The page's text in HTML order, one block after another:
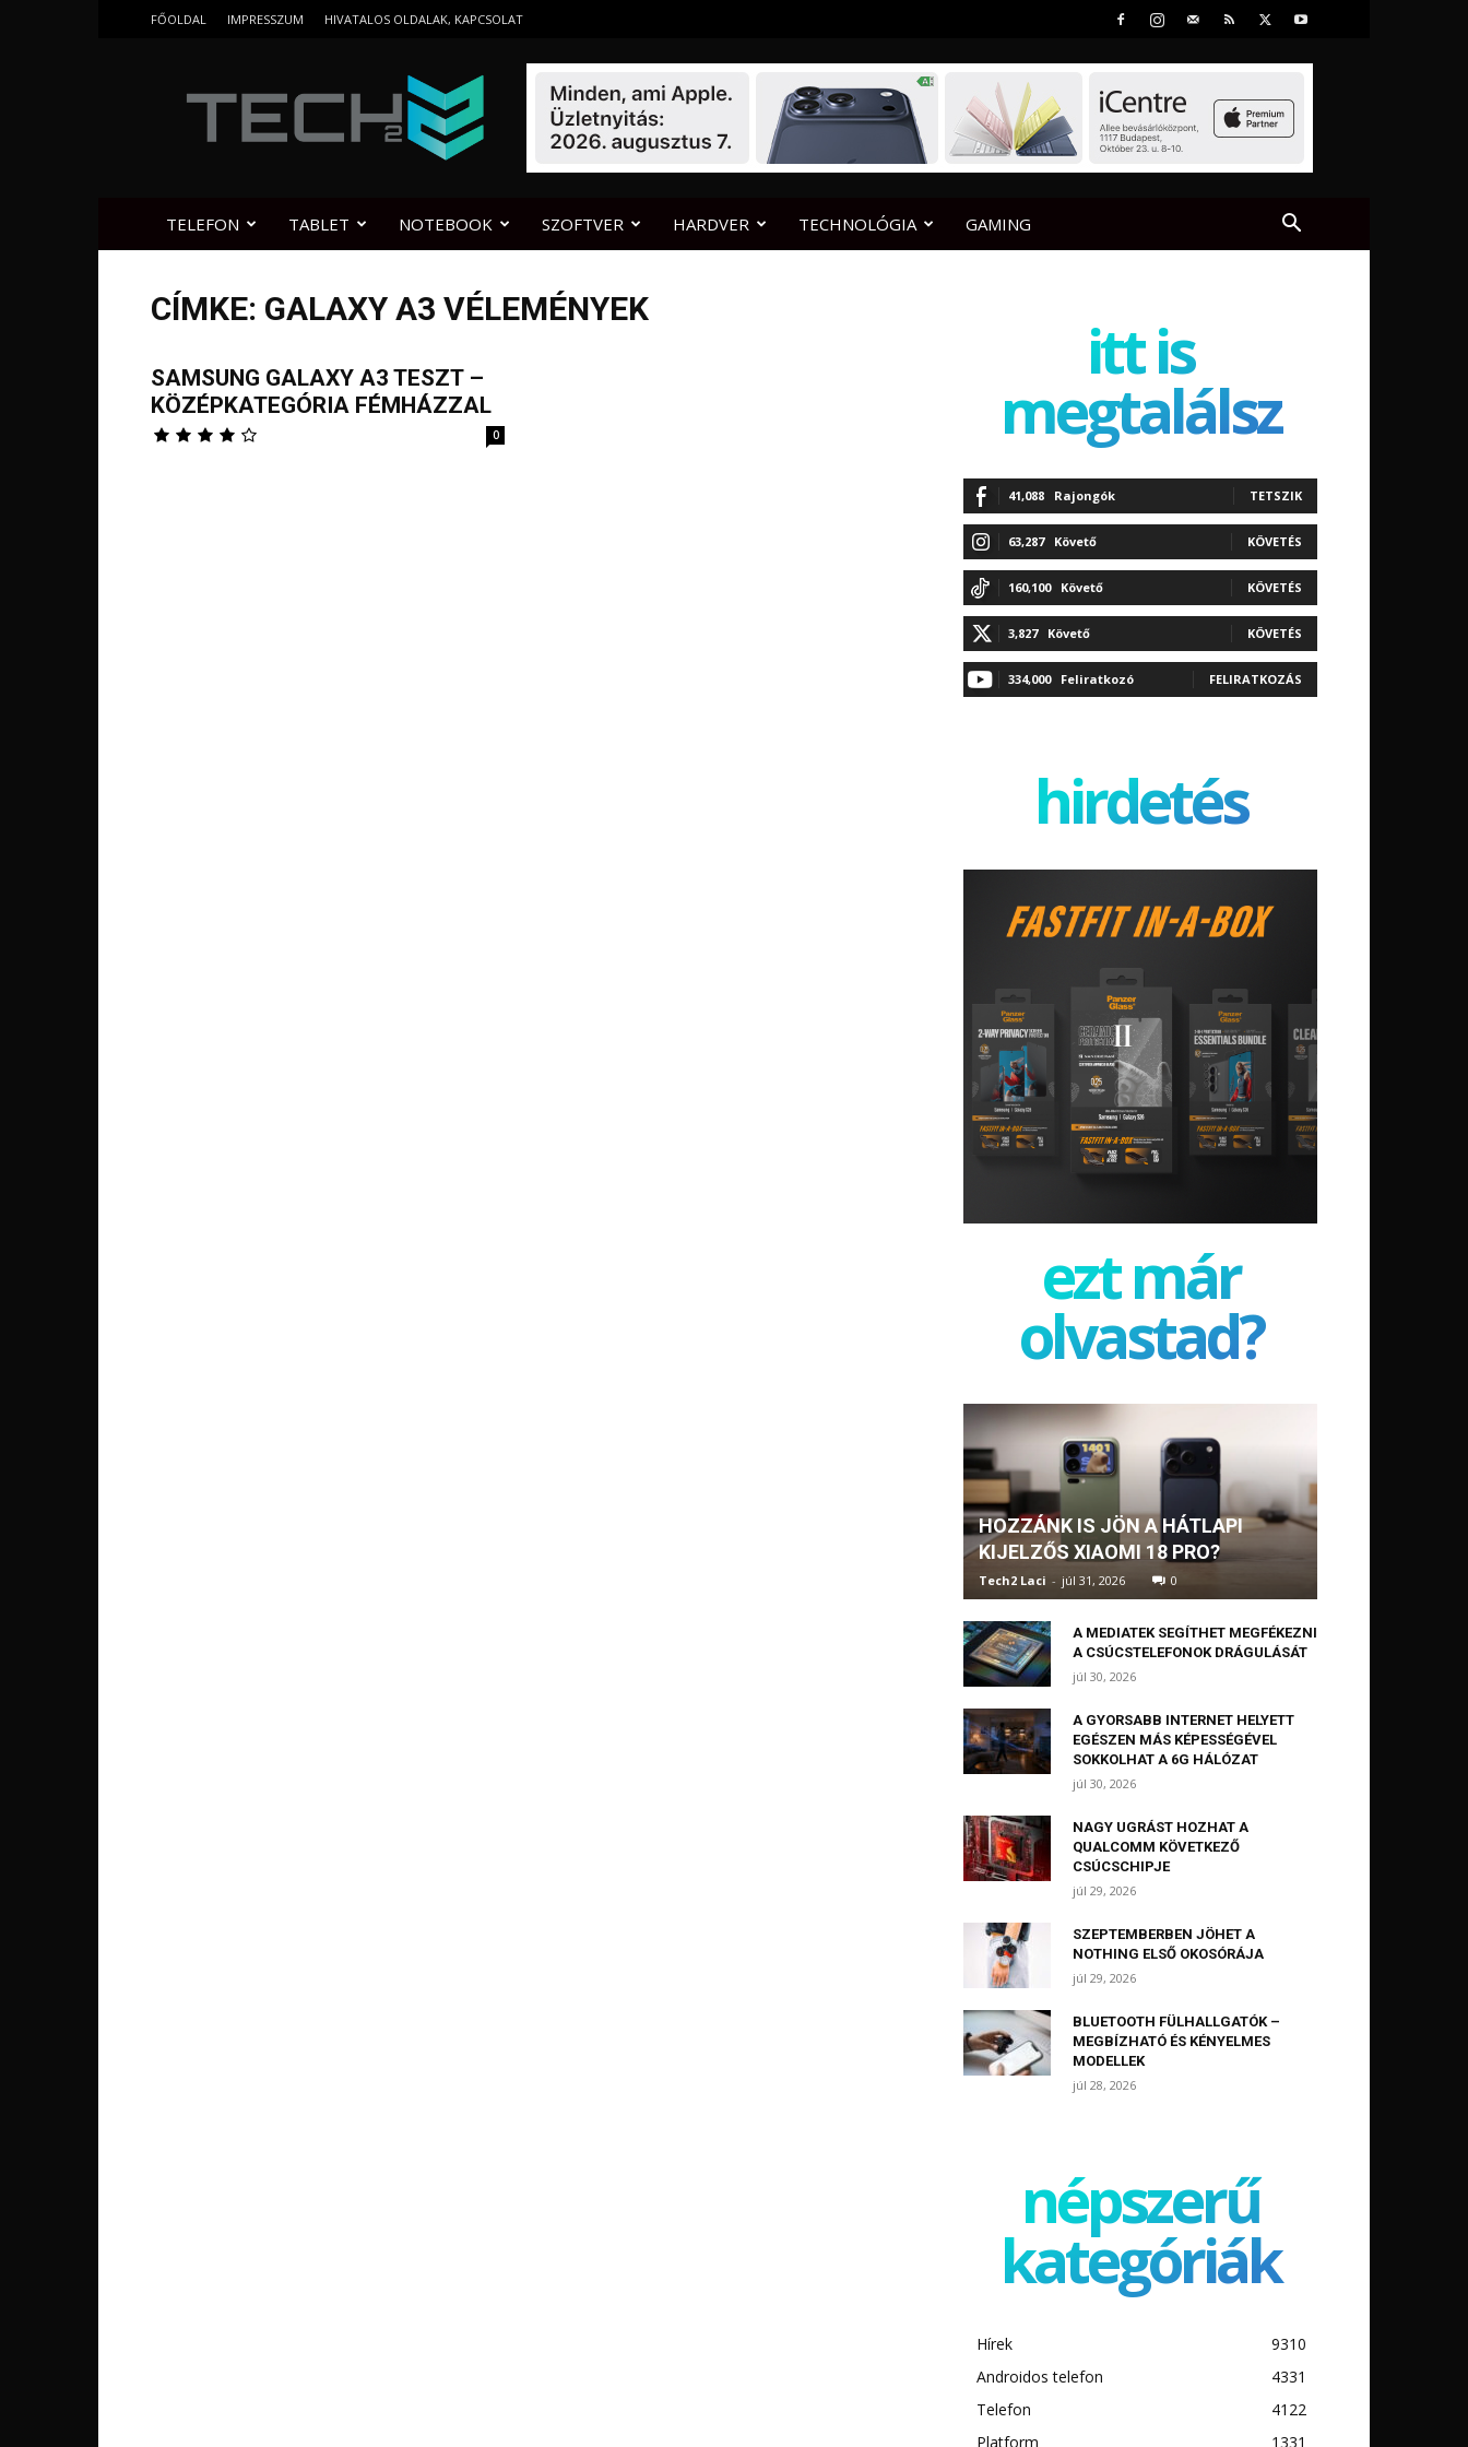
FŐOLDAL IMPRESSZUM HIVATALOS OLDALAK, KAPCSOLAT
TELEFON TABLET NOTEBOOK SZOFTVER HARDVER TECHNOLÓGIA GAMING
CÍMKE: GALAXY A3 VÉLEMÉNYEK
SAMSUNG GALAXY A3 TESZT –
KÖZÉPKATEGÓRIA FÉMHÁZZAL
0
itt is
megtalálsz
41,088 Rajongók TETSZIK
63,287 Követő KÖVETÉS
160,100 Követő KÖVETÉS
3,827 Követő KÖVETÉS
334,000 Feliratkozó FELIRATKOZÁS
hirdetés
ezt már
olvastad?
HOZZÁNK IS JÖN A HÁTLAPI
KIJELZŐS XIAOMI 18 PRO?
Tech2 Laci - júl 31, 2026 0
A MEDIATEK SEGÍTHET MEGFÉKEZNI
A CSÚCSTELEFONOK DRÁGULÁSÁT
júl 30, 2026
A GYORSABB INTERNET HELYETT
EGÉSZEN MÁS KÉPESSÉGÉVEL
SOKKOLHAT A 6G HÁLÓZAT
júl 30, 2026
NAGY UGRÁST HOZHAT A
QUALCOMM KÖVETKEZŐ
CSÚCSCHIPJE
júl 29, 2026
SZEPTEMBERBEN JÖHET A
NOTHING ELSŐ OKOSÓRÁJA
júl 29, 2026
BLUETOOTH FÜLHALLGATÓK –
MEGBÍZHATÓ ÉS KÉNYELMES
MODELLEK
júl 28, 2026
népszerű
kategóriák
Hírek
9310
Androidos telefon
4331
Telefon
4122
Platform
1331